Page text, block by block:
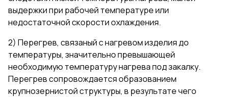
выдержки при рабочей температуре или
недостаточной скорости охлаждения.
2) Перегрев, связаный с нагревом изделия до
температуры, значительно превышающей
необходимую температуру нагрева под закалку.
Перегрев сопровождается образованием
крупнозернистой структуры, в результате чего